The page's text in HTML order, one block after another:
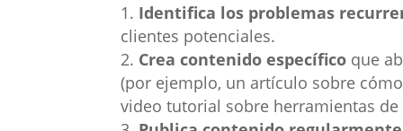
Identifica los problemas
clientes potenciales.
Crea contenido específico que
(por ejemplo, un artículo sobre
video tutorial sobre herramientas